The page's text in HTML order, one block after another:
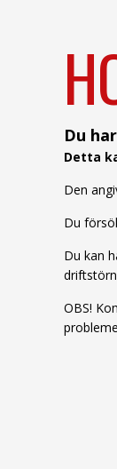
Du
Detta
Den
Du
Du kan
OBS!